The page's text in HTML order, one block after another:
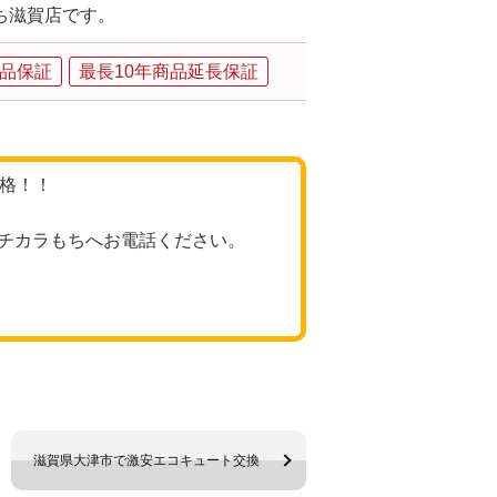
賀店です。
保証 最長10年商品延長保証
！！
ラもちへお電話ください。
滋賀県大津市で激安エコキュート交換